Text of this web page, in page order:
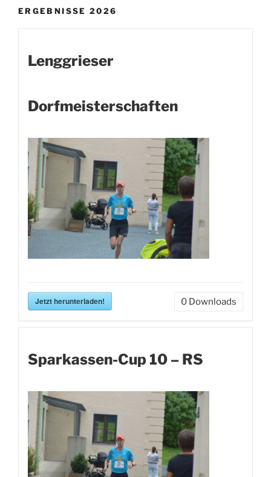
ERGEBNISSE 2026
Lenggrieser
Dorfmeisterschaften
Jetzt herunterladen! 0 Downloads
Sparkassen-Cup 10 – RS